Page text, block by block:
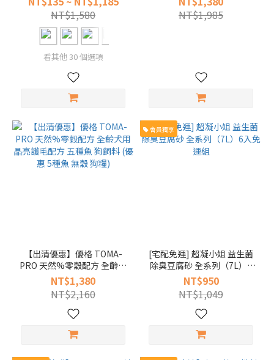
保養品)
NT$1,580
看其他 30 個選項
NT$1,985
【出清優惠】優格 TOMA-
PRO 天然%零穀配方 全齡犬
用 晶亮護毛配方 五種魚 狗飼
料 (優惠 5種魚 無穀 狗糧)
NT$1,380
NT$2,160
會員獨享
[宅配免運] 超凝小姐 益生菌
除臭豆腐砂 全系列（7L）6
入免運組
NT$950
NT$1,049